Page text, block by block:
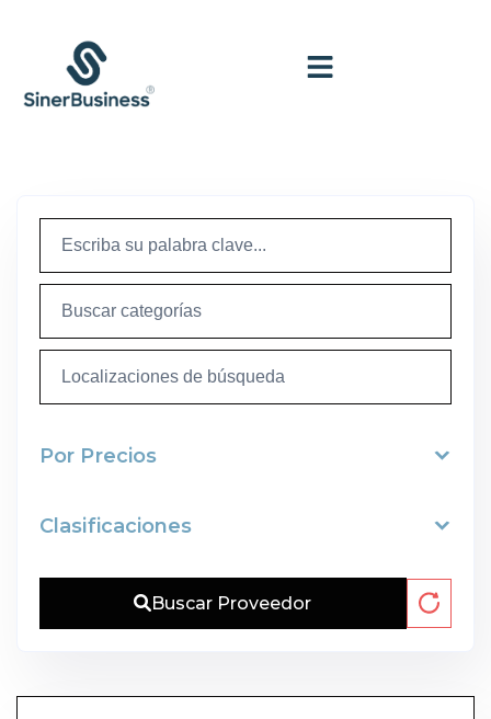
Por Precios
Clasificaciones
Buscar Proveedor